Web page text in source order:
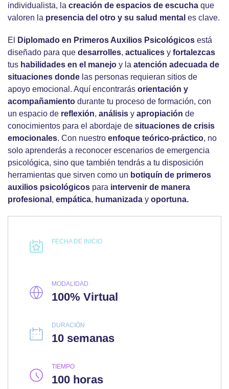
individualista, la creación de espacios de escucha que
valoren la presencia del otro y su salud mental es clave.
El Diplomado en Primeros Auxilios Psicológicos está
diseñado para que desarrolles, actualices y fortalezcas
tus habilidades en el manejo y la atención adecuada de
situaciones donde las personas requieran sitios de
apoyo emocional. Aquí encontrarás orientación y
acompañamiento durante tu proceso de formación, con
un espacio de reflexión, análisis y apropiación de
conocimientos para el abordaje de situaciones de crisis
emocionales. Con nuestro enfoque teórico-práctico, no
solo aprenderás a reconocer escenarios de emergencia
psicológica, sino que también tendrás a tu disposición
herramientas que sirven como un botiquín de primeros
auxilios psicológicos para intervenir de manera
profesional , empática, humanizada y oportuna.
FECHA DE INICIO
MODALIDAD
100% Virtual
DURACIÓN
10 semanas
TIEMPO
100 horas